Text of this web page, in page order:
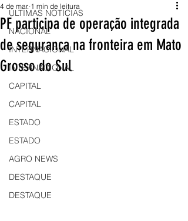
ÚLTIMAS NOTÍCIAS
NACIONAL
INTERNACIONAL
INTERNACIONAL
CAPITAL
CAPITAL
ESTADO
ESTADO
AGRO NEWS
DESTAQUE
DESTAQUE
PF participa de operação integrada
de segurança na fronteira em Mato
Grosso do Sul
4 de mar. 1 min de leitura